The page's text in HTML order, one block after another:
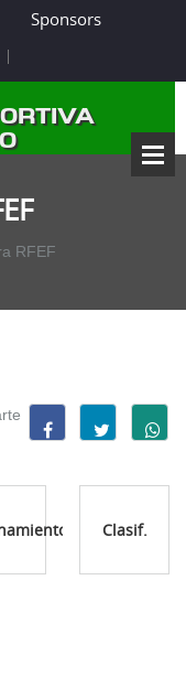
Sponsors
RFEF
Clasif.